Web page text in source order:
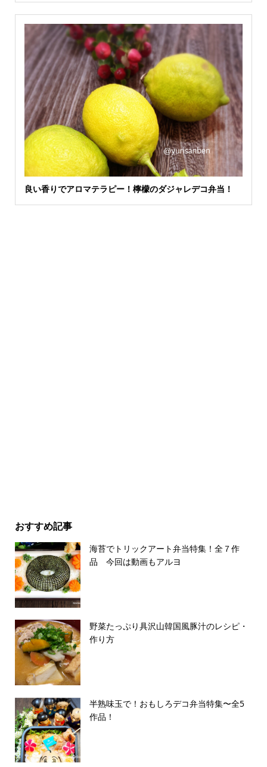
良い香りでアロマテラピー！檸檬のダジャレデコ弁当！
おすすめ記事
海苔でトリックアート弁当特集！全７作
品 今回は動画もアルヨ
野菜たっぷり具沢山韓国風豚汁のレシピ・
作り方
半熟味玉で！おもしろデコ弁当特集〜全5
作品！